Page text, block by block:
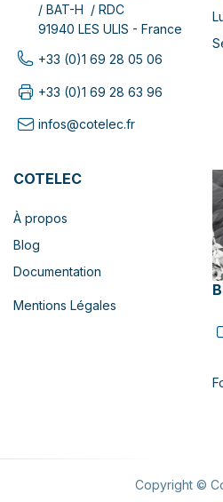
/ BAT-H / RDC
91940 LES ULIS - France
+33 (0)1 69 28 05 06
+33 (0)1 69 28 63 96
infos@cotelec.fr
COTELEC
À propos
Blog
Documentation
Mentions Légales
Copyright ©